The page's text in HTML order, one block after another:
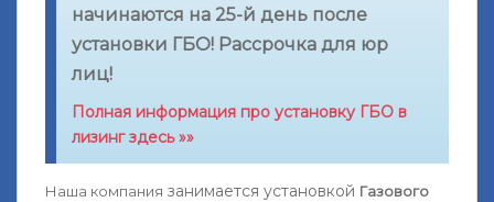
начинаются на 25-й день после
установки ГБО! Рассрочка для юр
лиц!
Полная информация про установку ГБО в
лизинг здесь »»
Наша компания занимается установкой Газового